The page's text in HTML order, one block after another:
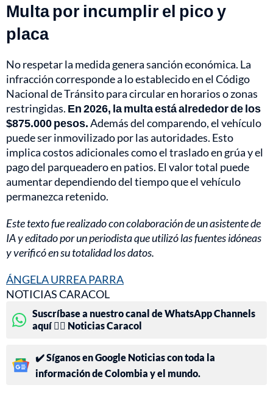
Multa por incumplir el pico y
placa
No respetar la medida genera sanción económica. La
infracción corresponde a lo establecido en el Código
Nacional de Tránsito para circular en horarios o zonas
restringidas. En 2026, la multa está alrededor de los
$875.000 pesos.Además del comparendo, el vehículo
puede ser inmovilizado por las autoridades. Esto
implica costos adicionales como el traslado en grúa y el
pago del parqueadero en patios. El valor total puede
aumentar dependiendo del tiempo que el vehículo
permanezca retenido.
Este texto fue realizado con colaboración de un asistente de
IA y editado por un periodista que utilizó las fuentes idóneas
y verificó en su totalidad los datos.
ÁNGELA URREA PARRA
NOTICIAS CARACOL
Suscríbase a nuestro canal de WhatsApp Channels
aquí 👉🏻 Noticias Caracol
✔️ Síganos en Google Noticias con toda la
información de Colombia y el mundo.